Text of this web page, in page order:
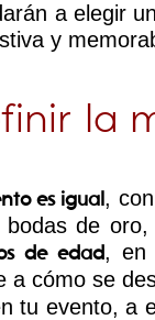
a elegir
y
la
es igual ,
de
de edad, en
a cómo se
tu evento, a